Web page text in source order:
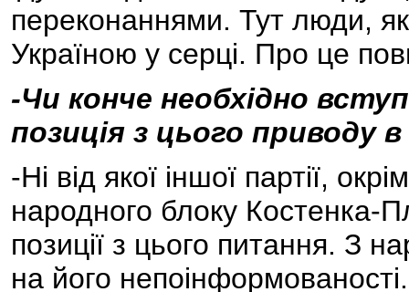
переконаннями. Тут люди,
Україною у серці. Про це
-Чи конче необхідно
позиція з цього приводу в
-Ні від якої іншої партії,
народного блоку Костенка-
позиції з цього питання. З
на його